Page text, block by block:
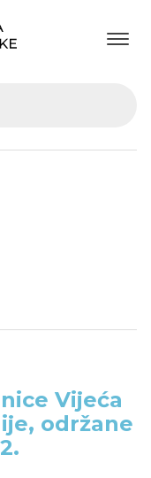
Vijeća
održane